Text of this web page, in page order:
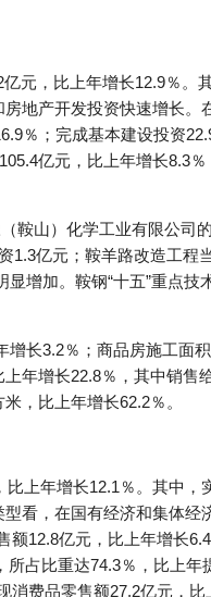
元，比上年增长12.9％。
地产开发投资快速增长
％；完成基本建设投资
亿元，比上年增长8.3
鞍山）化学工业有限公司
亿元；鞍羊路改造工程
增加。鞍钢“十五”重点
长3.2％；商品房施工面
年增长22.8％，其中销售
，比上年增长62.2％。
上年增长12.1％。其中
看，在国有经济和集体
12.8亿元，比上年增长
占比重达74.3％，比上
费品零售额27.2亿元，